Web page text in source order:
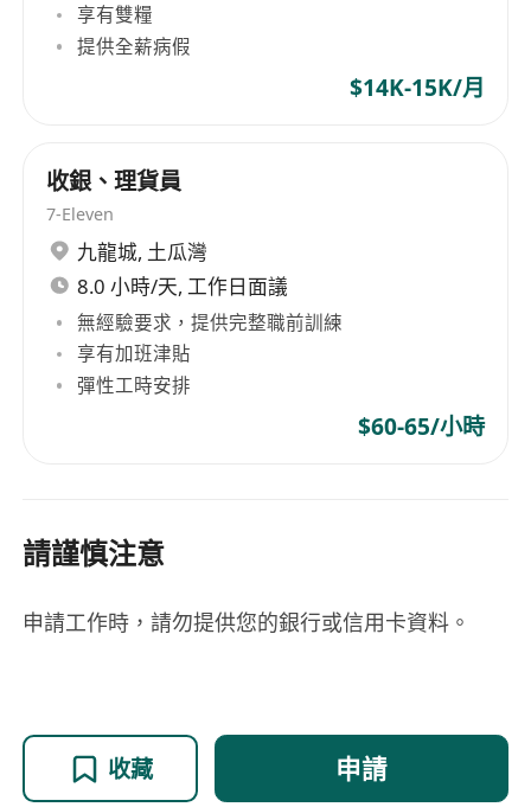
享有雙糧
提供全薪病假
$14K-15K/月
收銀、理貨員
7-Eleven
九龍城, 土瓜灣
8.0 小時/天, 工作日面議
無經驗要求，提供完整職前訓練
享有加班津貼
彈性工時安排
$60-65/小時
請謹慎注意
申請工作時，請勿提供您的銀行或信用卡資料。
收藏 申請